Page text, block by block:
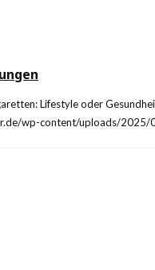
wp-content/uploads/2025/